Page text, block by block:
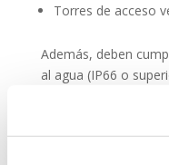
Torres de acceso
Además, deben
al agua (IP66 o
compatibilidad